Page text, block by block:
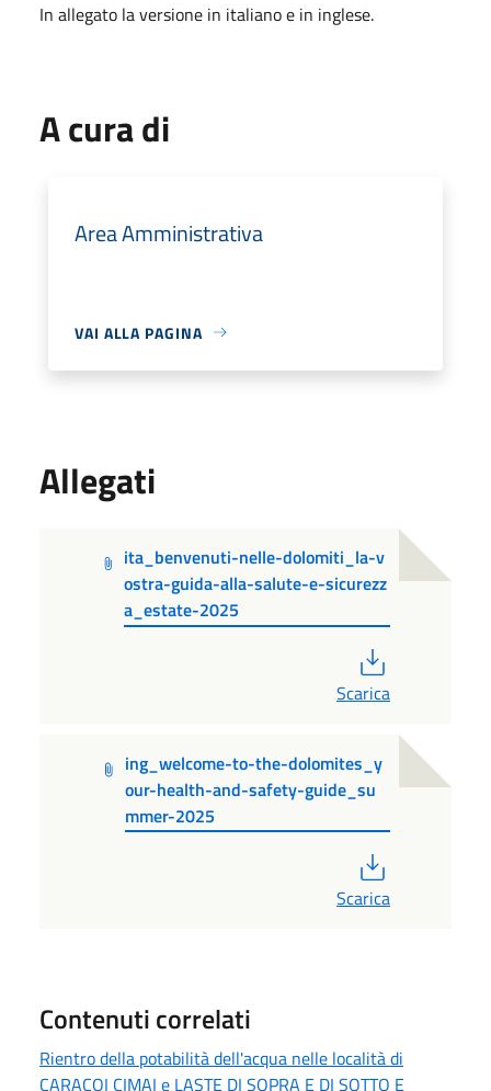
In allegato la versione in italiano e in inglese.
A cura di
Area Amministrativa
VAI ALLA PAGINA
Allegati
ita_benvenuti-nelle-dolomiti_la-v
ostra-guida-alla-salute-e-sicurezz
a_estate-2025
Scarica
ing_welcome-to-the-dolomites_y
our-health-and-safety-guide_su
mmer-2025
Scarica
Contenuti correlati
Rientro della potabilità dell'acqua nelle località di
CARACOI CIMAI e LASTE DI SOPRA E DI SOTTO E